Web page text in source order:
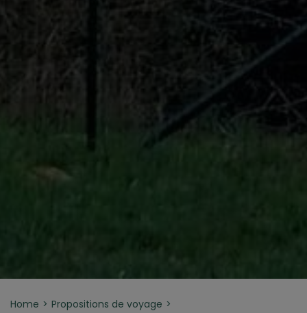
Home
Propositions de voyage